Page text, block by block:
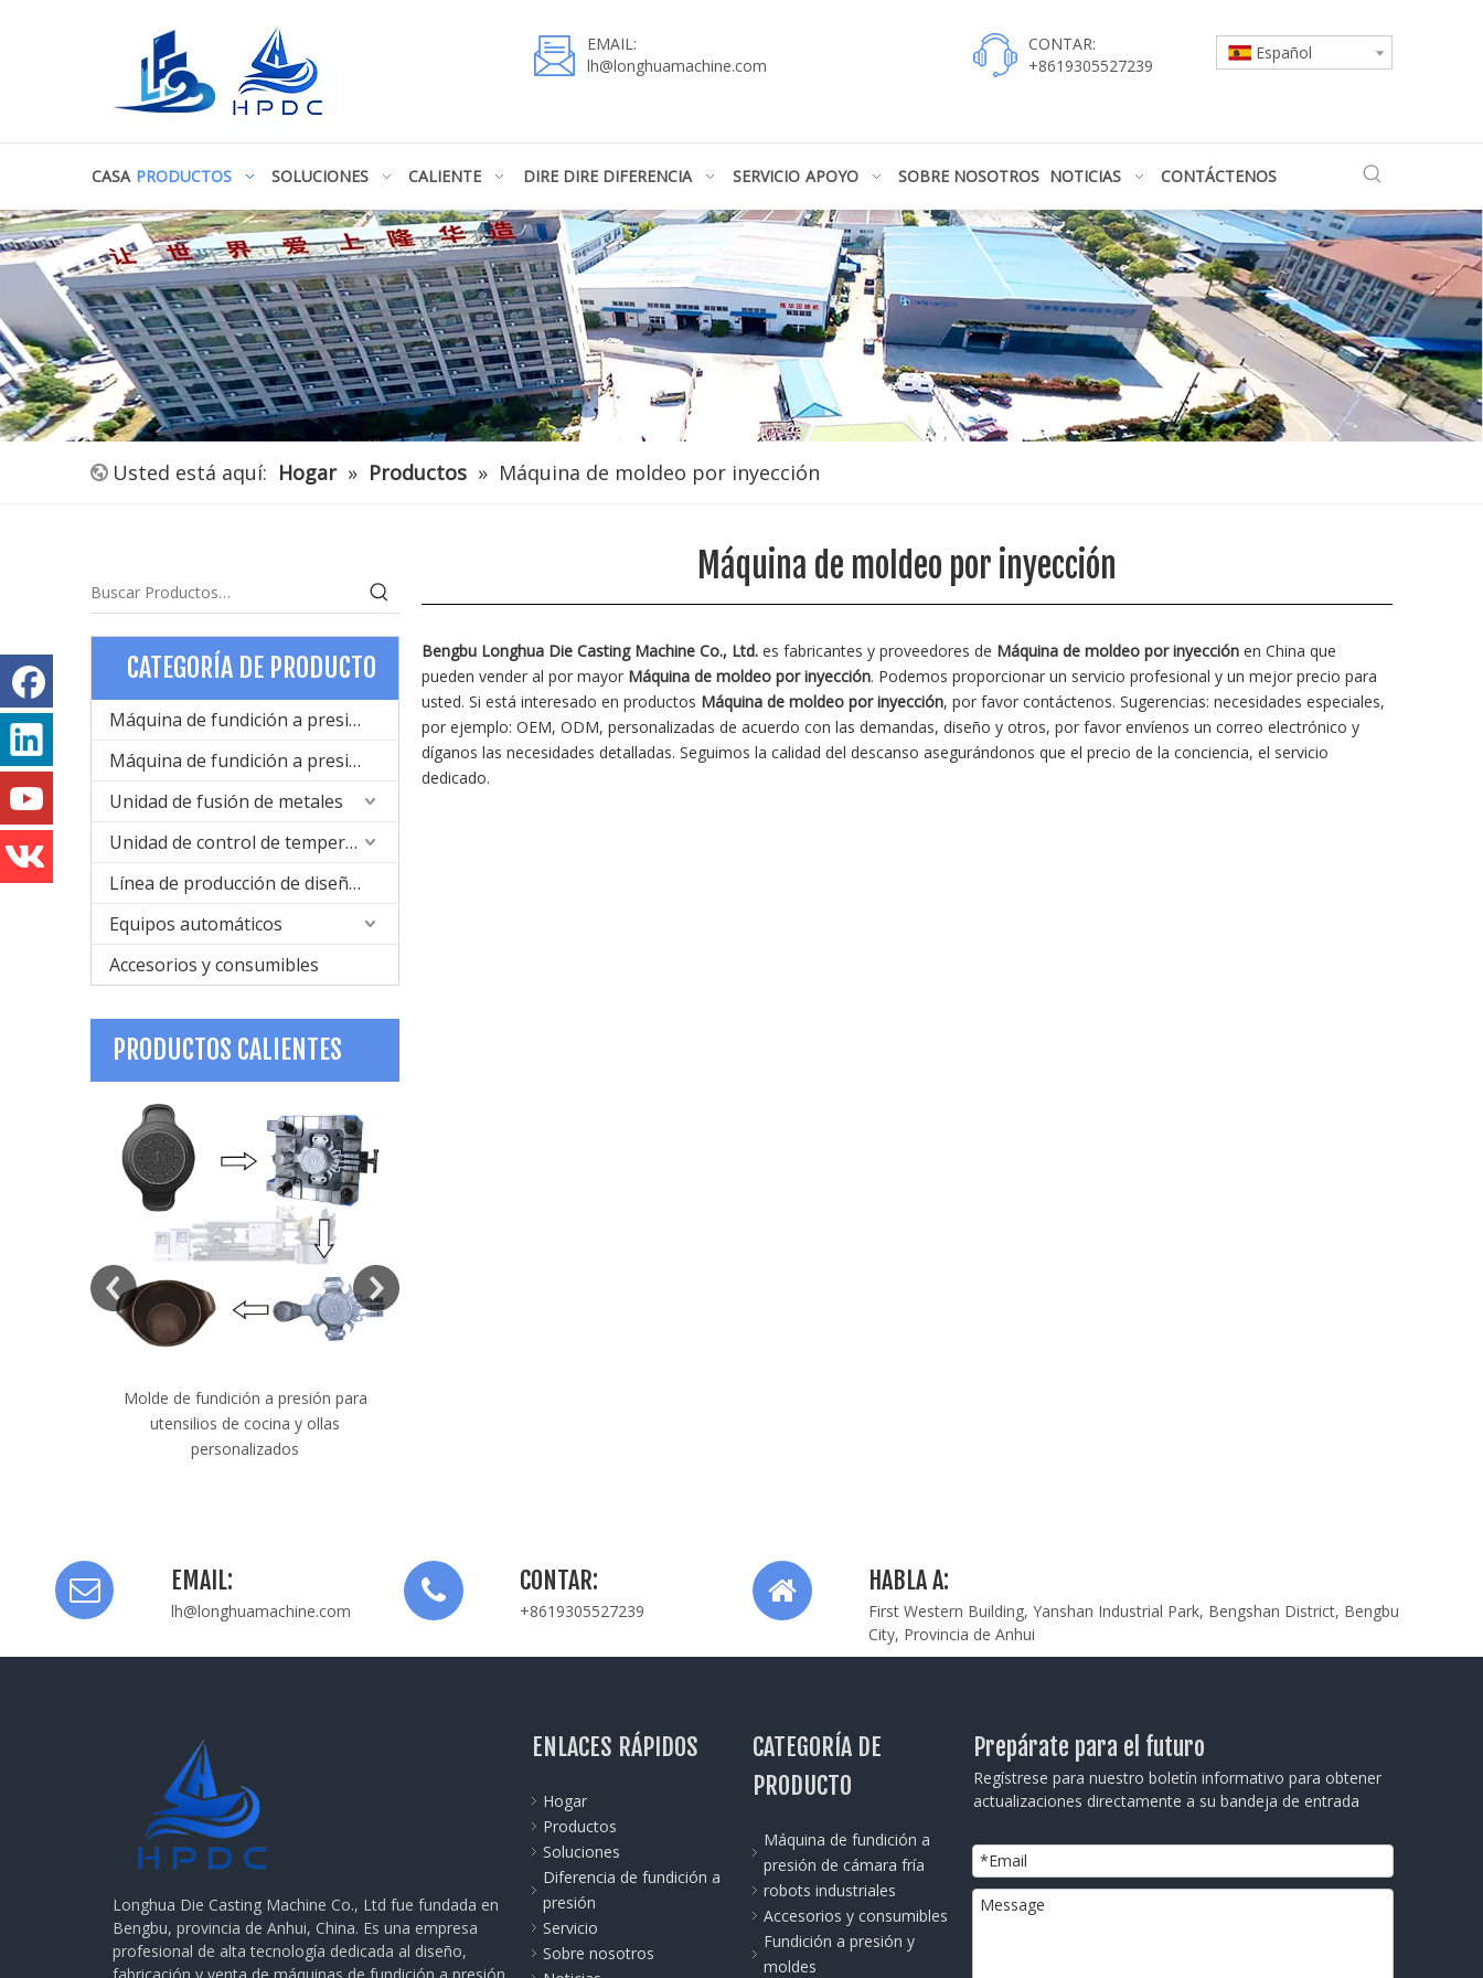
EMAIL:
lh@longhuamachine.com
CONTAR:
+8619305527239
Español
CASA PRODUCTOS SOLUCIONES CALIENTE DIRE DIRE DIFERENCIA SERVICIO APOYO SOBRE NOSOTROS NOTICIAS CONTÁCTENOS
Usted está aquí: Hogar » Productos » Máquina de moldeo por inyección
CATEGORÍA DE PRODUCTO
Máquina de fundición a presión de cámara fría para metal
Máquina de fundición a presión de cámara caliente para metal
Unidad de fusión de metales
Unidad de control de temperatura
Línea de producción de diseño de moldes y fundición a presión
Equipos automáticos
Accesorios y consumibles
PRODUCTOS CALIENTES
Molde de fundición a presión para
utensilios de cocina y ollas
personalizados
Máquina de moldeo por inyección
Bengbu Longhua Die Casting Machine Co., Ltd. es fabricantes y proveedores de Máquina de moldeo por inyección en China que
pueden vender al por mayor Máquina de moldeo por inyección. Podemos proporcionar un servicio profesional y un mejor precio para
usted. Si está interesado en productos Máquina de moldeo por inyección, por favor contáctenos. Sugerencias: necesidades especiales,
por ejemplo: OEM, ODM, personalizadas de acuerdo con las demandas, diseño y otros, por favor envíenos un correo electrónico y
díganos las necesidades detalladas. Seguimos la calidad del descanso asegurándonos que el precio de la conciencia, el servicio
dedicado.
EMAIL:
lh@longhuamachine.com
CONTAR:
+8619305527239
HABLA A:
First Western Building, Yanshan Industrial Park, Bengshan District, Bengbu
City, Provincia de Anhui
Longhua Die Casting Machine Co., Ltd fue fundada en
Bengbu, provincia de Anhui, China. Es una empresa
profesional de alta tecnología dedicada al diseño,
ENLACES RÁPIDOS
Hogar
Productos
Soluciones
Diferencia de fundición a
presión
Servicio
Sobre nosotros
CATEGORÍA DE
PRODUCTO
Máquina de fundición a
presión de cámara fría
robots industriales
Accesorios y consumibles
Fundición a presión y
moldes
Prepárate para el futuro
Regístrese para nuestro boletín informativo para obtener
actualizaciones directamente a su bandeja de entrada